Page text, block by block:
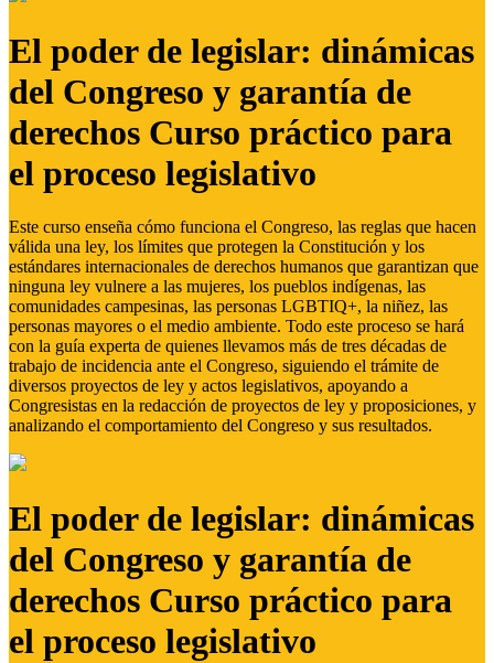
El poder de legislar: dinámicas
del Congreso y garantía de
derechos Curso práctico para
el proceso legislativo
Este curso enseña cómo funciona el Congreso, las reglas que hacen
válida una ley, los límites que protegen la Constitución y los
estándares internacionales de derechos humanos que garantizan que
ninguna ley vulnere a las mujeres, los pueblos indígenas, las
comunidades campesinas, las personas LGBTIQ+, la niñez, las
personas mayores o el medio ambiente. Todo este proceso se hará
con la guía experta de quienes llevamos más de tres décadas de
trabajo de incidencia ante el Congreso, siguiendo el trámite de
diversos proyectos de ley y actos legislativos, apoyando a
Congresistas en la redacción de proyectos de ley y proposiciones, y
analizando el comportamiento del Congreso y sus resultados.
El poder de legislar: dinámicas
del Congreso y garantía de
derechos Curso práctico para
el proceso legislativo